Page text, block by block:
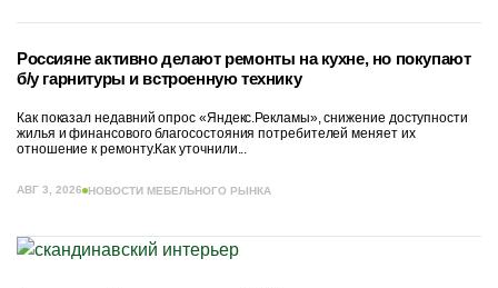
Россияне активно делают ремонты на кухне, но покупают
б/у гарнитуры и встроенную технику
Как показал недавний опрос «Яндекс.Рекламы», снижение доступности
жилья и финансового благосостояния потребителей меняет их
отношение к ремонту.Как уточнили...
АВГ 3, 2026 НОВОСТИ МЕБЕЛЬНОГО РЫНКА